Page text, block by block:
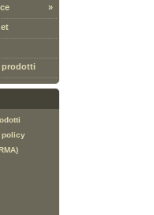
»
prodotti
policy